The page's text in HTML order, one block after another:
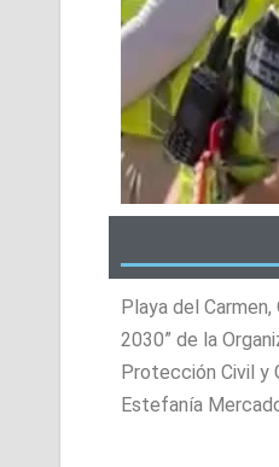
Playa del
2030” de la
Protección Civil y
Estefanía